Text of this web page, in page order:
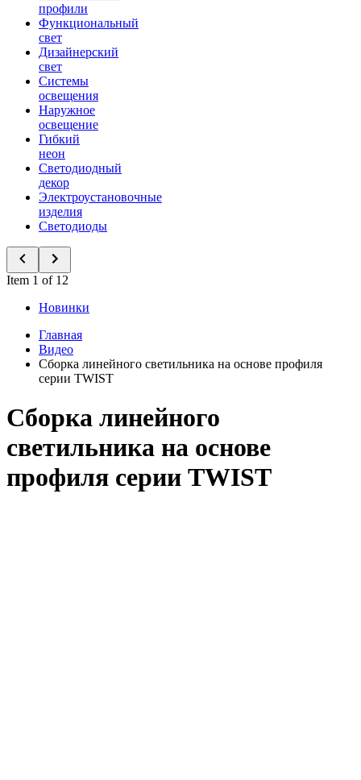
профили
Функциональный
свет
Дизайнерский
свет
Системы
освещения
Наружное
освещение
Гибкий
неон
Светодиодный
декор
Электроустановочные
изделия
Светодиоды
Item 1 of 12
Новинки
Главная
Видео
Сборка линейного светильника на основе профиля
серии TWIST
Сборка линейного
светильника на основе
профиля серии TWIST